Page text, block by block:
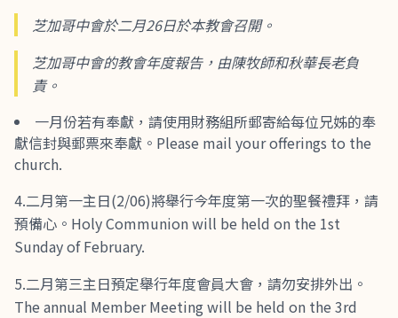
芝加哥中會於二月26日於本教會召開。
芝加哥中會的教會年度報告，由陳牧師和秋華長老負
責。
一月份若有奉獻，請使用財務組所郵寄給每位兄姊的奉
獻信封與郵票來奉獻。Please mail your offerings to the
church.
4.二月第一主日(2/06)將舉行今年度第一次的聖餐禮拜，請
預備心。Holy Communion will be held on the 1st
Sunday of February.
5.二月第三主日預定舉行年度會員大會，請勿安排外出。
The annual Member Meeting will be held on the 3rd